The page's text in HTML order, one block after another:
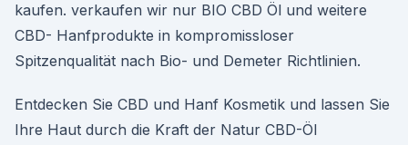
kaufen. verkaufen wir nur BIO CBD Öl und weitere
CBD- Hanfprodukte in kompromissloser
Spitzenqualität nach Bio- und Demeter Richtlinien.
Entdecken Sie CBD und Hanf Kosmetik und lassen Sie
Ihre Haut durch die Kraft der Natur CBD-Öl